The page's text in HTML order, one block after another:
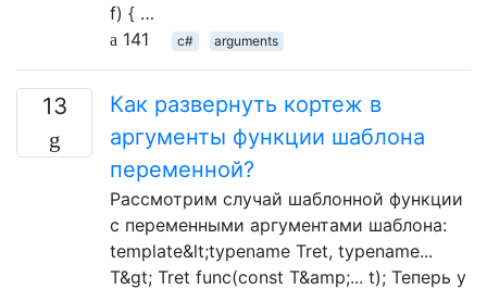
f) { …
141
c# arguments
13
Как развернуть кортеж в
аргументы функции шаблона
переменной?
Рассмотрим случай шаблонной функции
с переменными аргументами шаблона:
template&lt;typename Tret, typename...
T&gt; Tret func(const T&amp;... t); Теперь у